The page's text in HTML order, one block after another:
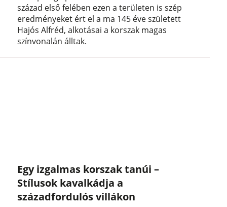
század első felében ezen a területen is szép
eredményeket ért el a ma 145 éve született
Hajós Alfréd, alkotásai a korszak magas
színvonalán álltak.
Egy izgalmas korszak tanúi –
Stílusok kavalkádja a
századfordulós villákon